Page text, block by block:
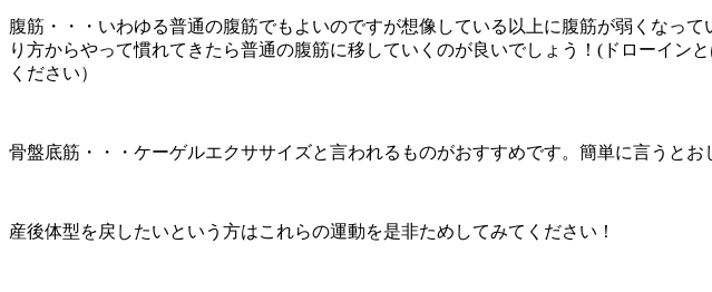
腹筋・・・いわゆる普通の腹筋でもよいのですが想像している以上に腹筋が弱くなっ
り方からやって慣れてきたら普通の腹筋に移していくのが良いでしょう！(ドローイ
ください）
骨盤底筋・・・ケーゲルエクササイズと言われるものがおすすめです。簡単に言うと
産後体型を戻したいという方はこれらの運動を是非ためしてみてください！